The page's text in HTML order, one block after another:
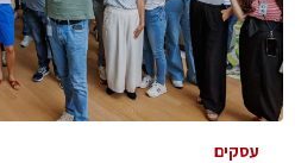
עסקים